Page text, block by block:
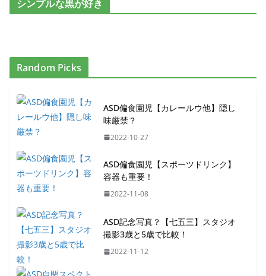
シンプルな黒が好き
Random Picks
ASD偏食園児【カレールウ他】隠し
味厳禁？
2022-10-27
ASD偏食園児【スポーツドリンク】
容器も重要！
2022-11-08
ASD記念写真？【七五三】スタジオ
撮影3歳と5歳で比較！
2022-11-12